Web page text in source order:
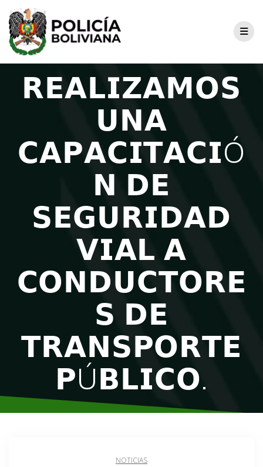
𝗥𝗘𝗔𝗟𝗜𝗭𝗔𝗠𝗢𝗦
𝗨𝗡𝗔
𝗖𝗔𝗣𝗔𝗖𝗜𝗧𝗔𝗖𝗜Ó
𝗡 𝗗𝗘
𝗦𝗘𝗚𝗨𝗥𝗜𝗗𝗔𝗗
𝗩𝗜𝗔𝗟 𝗔
𝗖𝗢𝗡𝗗𝗨𝗖𝗧𝗢𝗥𝗘
𝗦 𝗗𝗘
𝗧𝗥𝗔𝗡𝗦𝗣𝗢𝗥𝗧𝗘
𝗣Ú𝗕𝗟𝗜𝗖𝗢.
NOTICIAS